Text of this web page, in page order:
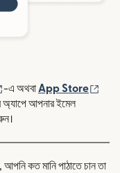
(নতুন উইন্ডোতে খুলবে)
-এ অথবাApp Store
খুলবে)আপনার ইমেল
আপনি কত মানি পাঠাতে চান তা